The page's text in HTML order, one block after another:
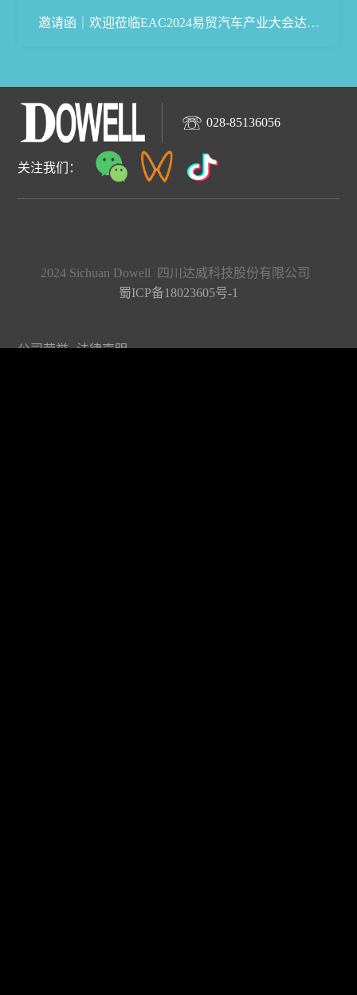
邀请函｜欢迎莅临EAC2024易贸汽车产业大会达威
028-85136056
关注我们：
2024 Sichuan Dowell 四川达威科技股份有限公司
蜀ICP备18023605号-1
公司荣誉 法律声明